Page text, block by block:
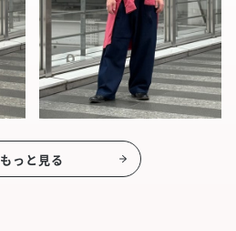
もっと見る